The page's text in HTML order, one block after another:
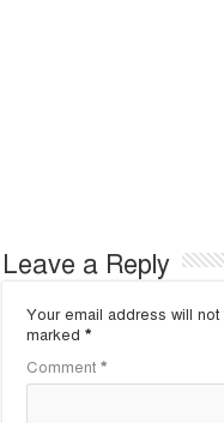
Leave a Reply
Your email address will not
marked*
Comment*